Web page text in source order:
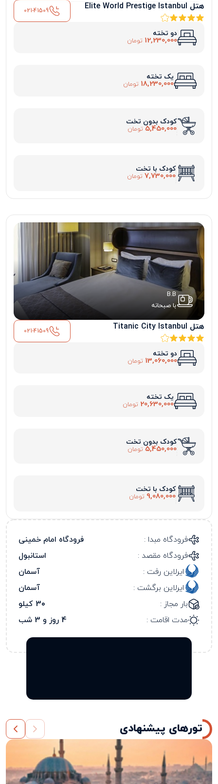
هتل Elite World Prestige Istanbul 021-41509
دو تخته
12,230,000 تومان
یک تخته
18,230,000 تومان
کودک بدون تخت
5,450,000 تومان
کودک با تخت
7,730,000 تومان
B.B
با صبحانه
هتل Titanic City Istanbul 021-41509
دو تخته
13,060,000 تومان
یک تخته
20,630,000 تومان
کودک بدون تخت
5,450,000 تومان
کودک با تخت
9,080,000 تومان
فرودگاه مبدا :
فرودگاه امام خمینی
فرودگاه مقصد :
استانبول
ایرلاین رفت :
آسمان
ایرلاین برگشت :
آسمان
بار مجاز :
30 کیلو
مدت اقامت :
4 روز و 3 شب
تورهای پیشنهادی